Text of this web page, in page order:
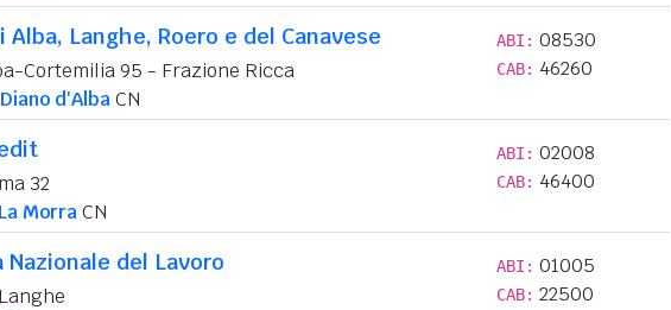
Alba, Langhe, Roero e del Canavese
Cortemilia 95 - Frazione Ricca
Diano d'AlbaCN
ABI: 08530
CAB: 46260
32
La MorraCN
ABI: 02008
CAB: 46400
Nazionale del Lavoro ABI: 01005
CAB: 22500